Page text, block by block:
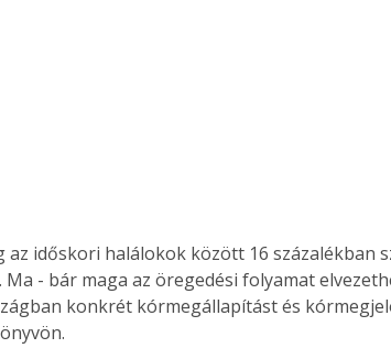
jobban megéri!
az időskori halálokok között 16 százalékban
- bár maga az öregedési folyamat
konkrét kórmegállapítást és